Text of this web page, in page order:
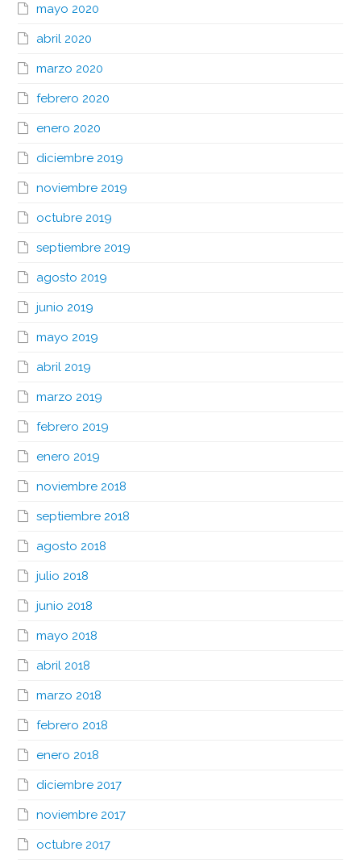
mayo 2020
abril 2020
marzo 2020
febrero 2020
enero 2020
diciembre 2019
noviembre 2019
octubre 2019
septiembre 2019
agosto 2019
junio 2019
mayo 2019
abril 2019
marzo 2019
febrero 2019
enero 2019
noviembre 2018
septiembre 2018
agosto 2018
julio 2018
junio 2018
mayo 2018
abril 2018
marzo 2018
febrero 2018
enero 2018
diciembre 2017
noviembre 2017
octubre 2017